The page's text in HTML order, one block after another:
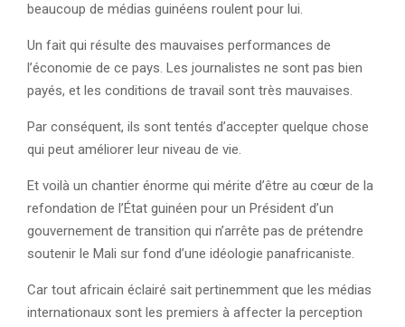
beaucoup de médias guinéens roulent pour lui.
Un fait qui résulte des mauvaises performances de
l’économie de ce pays. Les journalistes ne sont pas bien
payés, et les conditions de travail sont très mauvaises.
Par conséquent, ils sont tentés d’accepter quelque chose
qui peut améliorer leur niveau de vie.
Et voilà un chantier énorme qui mérite d’être au cœur de la
refondation de l’État guinéen pour un Président d’un
gouvernement de transition qui n’arrête pas de prétendre
soutenir le Mali sur fond d’une idéologie panafricaniste.
Car tout africain éclairé sait pertinemment que les médias
internationaux sont les premiers à affecter la perception